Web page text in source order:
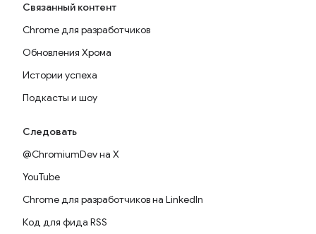
Связанный контент
Chrome для разработчиков
Обновления Хрома
Истории успеха
Подкасты и шоу
Следовать
@ChromiumDev на X
YouTube
Chrome для разработчиков на LinkedIn
Код для фида RSS